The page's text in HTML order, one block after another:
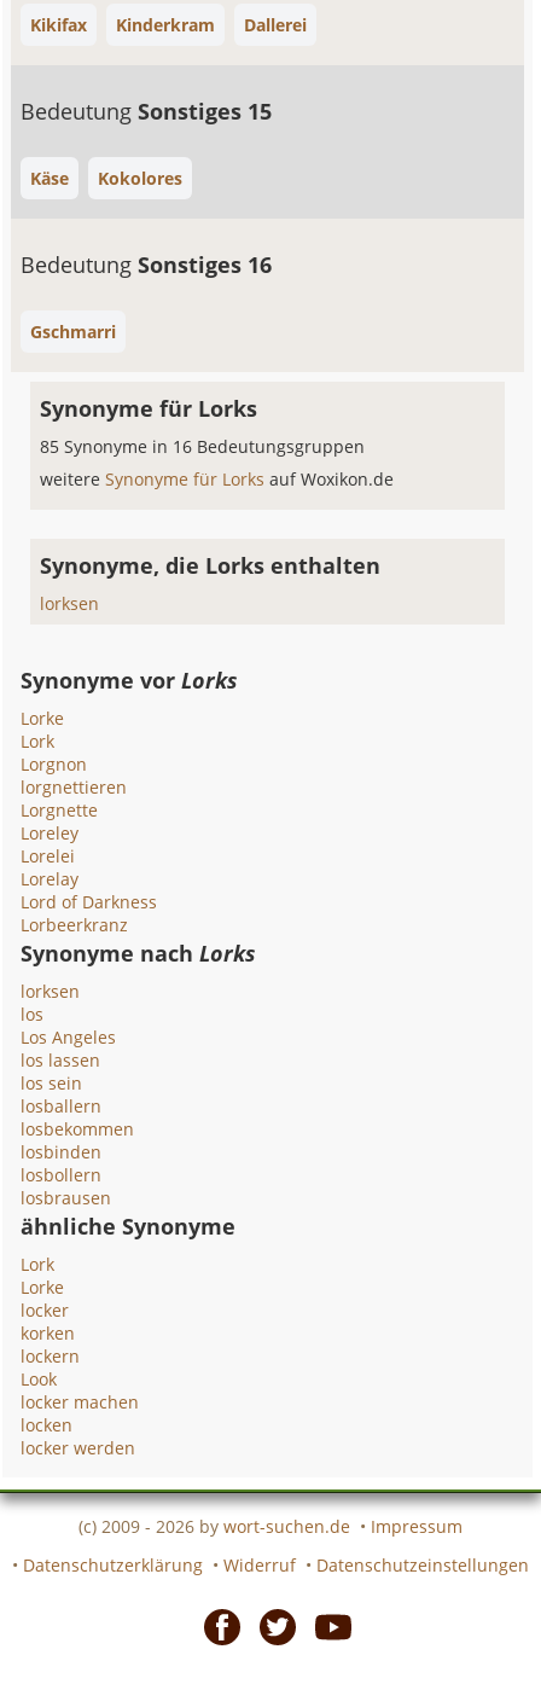
Kikifax Kinderkram Dallerei
BedeutungSonstiges 15
Käse Kokolores
BedeutungSonstiges 16
Gschmarri
Synonyme für Lorks
85 Synonyme in 16 Bedeutungsgruppen
weitereSynonyme für Lorksauf Woxikon.de
Synonyme, die Lorks enthalten
lorksen
Synonyme vorLorks
Lorke
Lork
Lorgnon
lorgnettieren
Lorgnette
Loreley
Lorelei
Lorelay
Lord of Darkness
Lorbeerkranz
Synonyme nachLorks
lorksen
los
Los Angeles
los lassen
los sein
losballern
losbekommen
losbinden
losbollern
losbrausen
ähnliche Synonyme
Lork
Lorke
locker
korken
lockern
Look
locker machen
locken
locker werden
(c) 2009 - 2026 by wort-suchen.de • Impressum
• Datenschutzerklärung • Widerruf • Datenschutzeinstellungen